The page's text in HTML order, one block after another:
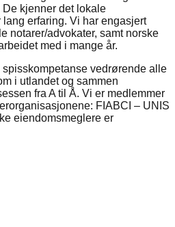
kjenner det lokale
erfaring. Vi har engasjert
notarer/advokater, samt norske
med i mange år.
vedrørende alle
i utlandet og sammen
fra A til Å. Vi er medlemmer
FIABCI – UNIS
eiendomsmeglere er